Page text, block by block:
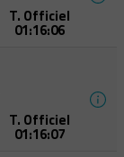
T. Officiel
01:16:06
T. Officiel
01:16:07